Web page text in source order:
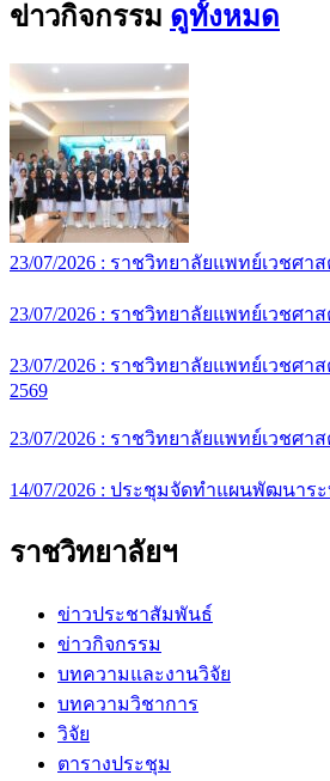
ข่าวกิจกรรม ดูทั้งหมด
23/07/2026 : ราชวิทยาลัยแพทย์เวชศา
23/07/2026 : ราชวิทยาลัยแพทย์เวชศา
23/07/2026 : ราชวิทยาลัยแพทย์เวชศา
2569
23/07/2026 : ราชวิทยาลัยแพทย์เวชศา
14/07/2026 : ประชุมจัดทำแผนพัฒนาระ
ราชวิทยาลัยฯ
ข่าวประชาสัมพันธ์
ข่าวกิจกรรม
บทความและงานวิจัย
บทความวิชาการ
วิจัย
ตารางประชุม